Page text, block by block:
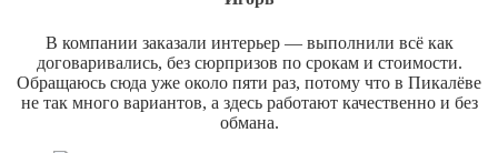
В компании заказали интерьер — выполнили всё как
договаривались, без сюрпризов по срокам и стоимости.
Обращаюсь сюда уже около пяти раз, потому что в Пикалёве
не так много вариантов, а здесь работают качественно и без
обмана.